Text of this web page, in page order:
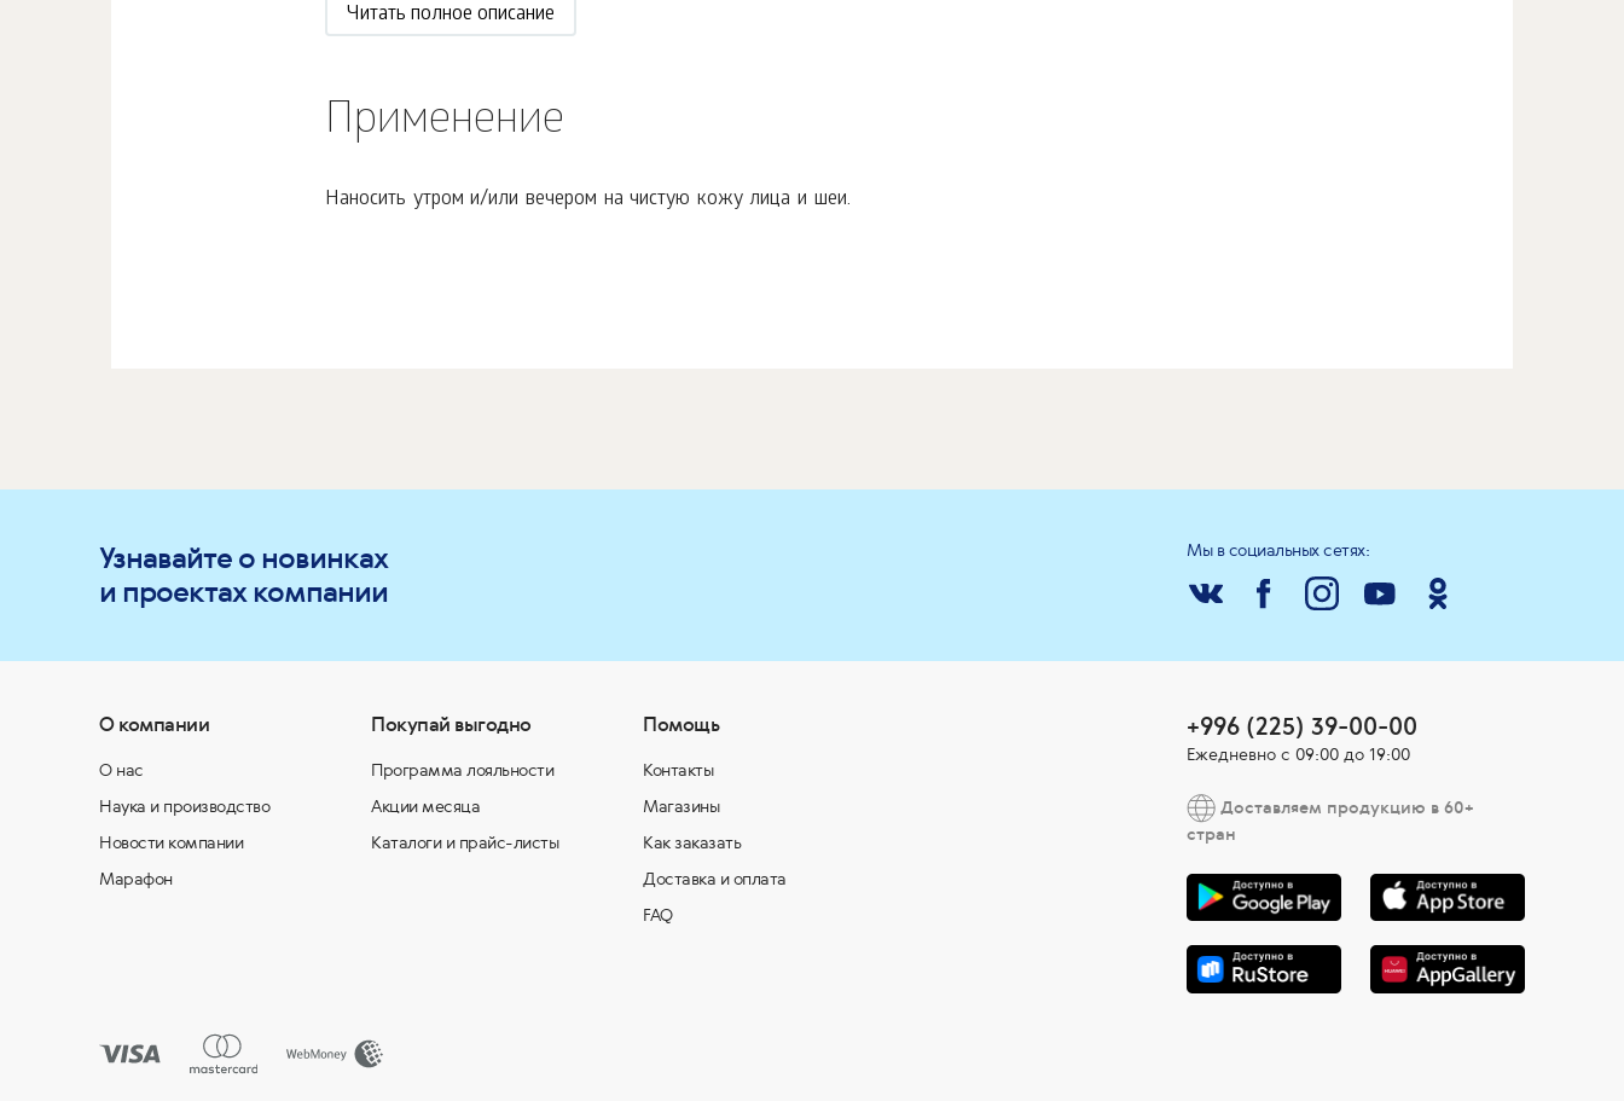
Читать полное описание
Применение
Наносить утром и/или вечером на чистую кожу лица и шеи.
Узнавайте о новинках
и проектах компании
Мы в социальных сетях:
О компании
О нас
Наука и производство
Новости компании
Марафон
Покупай выгодно
Программа лояльности
Акции месяца
Каталоги и прайс-листы
Помощь
Контакты
Магазины
Как заказать
Доставка и оплата
FAQ
+996 (225) 39-00-00
Ежедневно с 09:00 до 19:00
Доставляем продукцию в 60+
стран